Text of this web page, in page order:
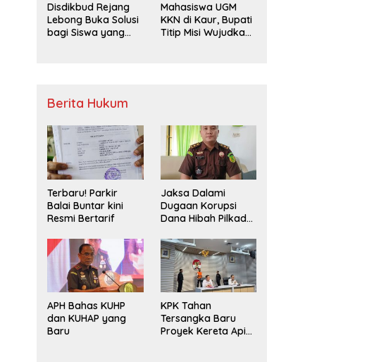
Disdikbud Rejang
Lebong Buka Solusi
bagi Siswa yang
Mahasiswa UGM
KKN di Kaur, Bupati
Titip Misi Wujudkan
Berita Hukum
Terbaru! Parkir
Balai Buntar kini
Resmi Bertarif
Jaksa Dalami
Dugaan Korupsi
Dana Hibah Pilkada
Kaur
APH Bahas KUHP
dan KUHAP yang
Baru
KPK Tahan
Tersangka Baru
Proyek Kereta Api